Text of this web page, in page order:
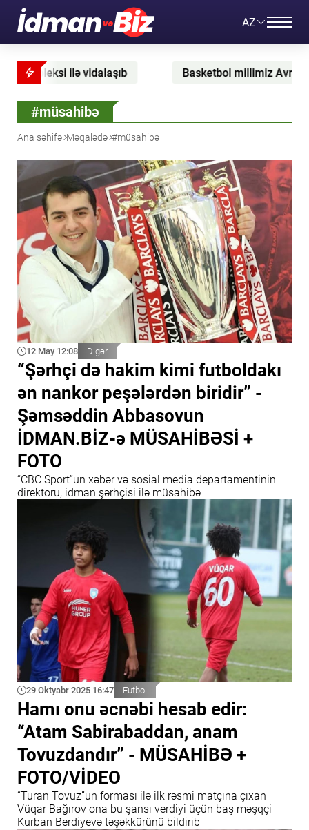
AZ
Basketbol millimiz Avropa çempionatında Estoniyanı
#müsahibə
Ana səhifə Məqalədə #müsahibə
12 May 12:08 Digər
“Şərhçi də hakim kimi futboldakı
ən nankor peşələrdən biridir” -
Şəmsəddin Abbasovun
İDMAN.BİZ-ə MÜSAHİBƏSİ +
FOTO
“CBC Sport”un xəbər və sosial media departamentinin
direktoru, idman şərhçisi ilə müsahibə
29 Oktyabr 2025 16:47 Futbol
Hamı onu əcnəbi hesab edir:
“Atam Sabirabaddan, anam
Tovuzdandır” - MÜSAHİBƏ +
FOTO/VİDEO
“Turan Tovuz”un forması ilə ilk rəsmi matçına çıxan
Vüqar Bağırov ona bu şansı verdiyi üçün baş məşqçi
Kurban Berdiyevə təşəkkürünü bildirib